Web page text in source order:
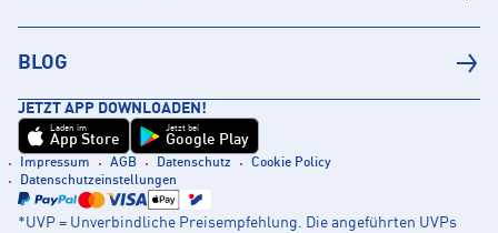
BLOG
JETZT APP DOWNLOADEN!
Laden im
App Store
Jetzt bei
Google Play
Impressum AGB Datenschutz
Cookie Policy
Datenschutzeinstellungen
*UVP = Unverbindliche Preisempfehlung. Die angeführten UVPs